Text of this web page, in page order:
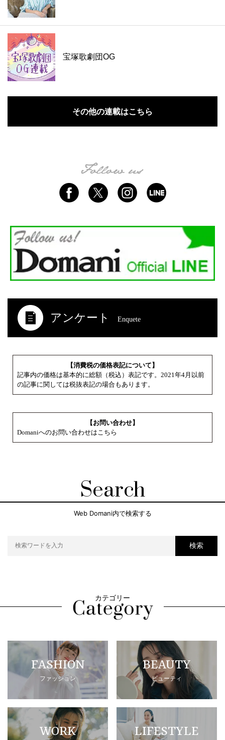
宝塚歌劇団OG
その他の連載はこちら
アンケート Enquete
【消費税の価格表記について】
記事内の価格は基本的に総額（税込）表記です。2021年4月以前
の記事に関しては税抜表記の場合もあります。
【お問い合わせ】
Domaniへのお問い合わせはこちら
Search
Web Domani内で検索する
検索
カテゴリー
FASHION
ファッション
BEAUTY
ビューティ
WORK LIFESTYLE